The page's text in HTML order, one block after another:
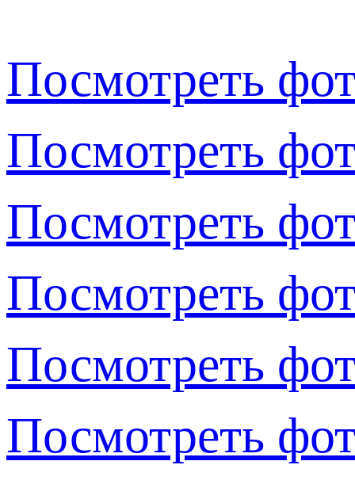
Посмотреть
Посмотреть
Посмотреть
Посмотреть
Посмотреть
Посмотреть